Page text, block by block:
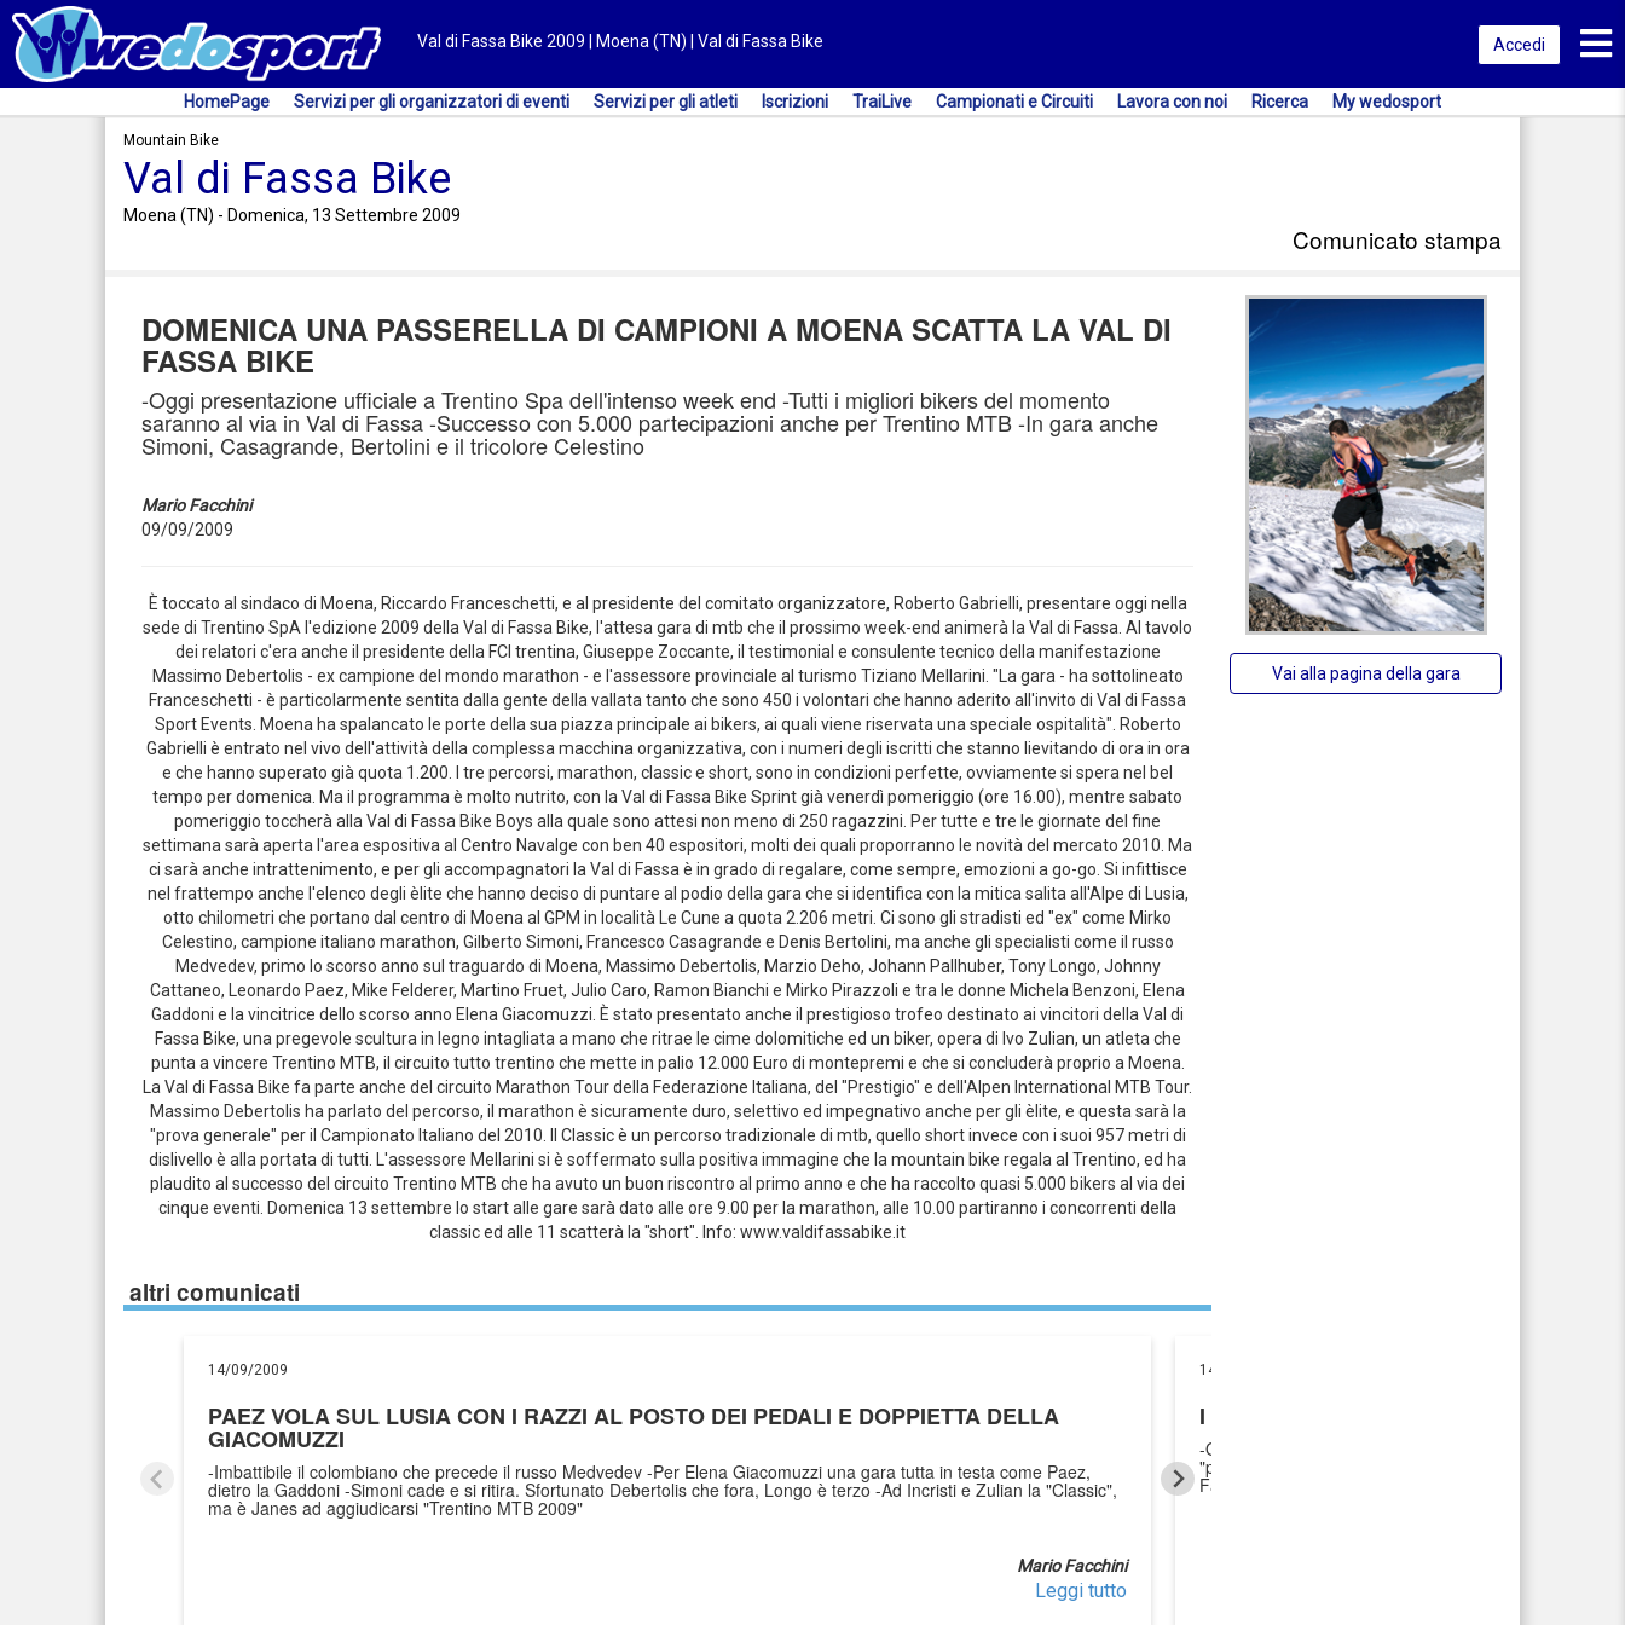
Val di Fassa Bike 2009 | Moena (TN) | Val di Fassa Bike Accedi
HomePage Servizi per gli organizzatori di eventi Servizi per gli atleti Iscrizioni TraiLive Campionati e Circuiti Lavora con noi Ricerca My wedosport
Mountain Bike
Val di Fassa Bike
Moena (TN) - Domenica, 13 Settembre 2009
Comunicato stampa
DOMENICA UNA PASSERELLA DI CAMPIONI A MOENA SCATTA LA VAL DI
FASSA BIKE
-Oggi presentazione ufficiale a Trentino Spa dell'intenso week end -Tutti i migliori bikers del momento
saranno al via in Val di Fassa -Successo con 5.000 partecipazioni anche per Trentino MTB -In gara anche
Simoni, Casagrande, Bertolini e il tricolore Celestino
Mario Facchini
09/09/2009
È toccato al sindaco di Moena, Riccardo Franceschetti, e al presidente del comitato organizzatore, Roberto Gabrielli, presentare oggi nella
sede di Trentino SpA l'edizione 2009 della Val di Fassa Bike, l'attesa gara di mtb che il prossimo week-end animerà la Val di Fassa. Al tavolo
dei relatori c'era anche il presidente della FCI trentina, Giuseppe Zoccante, il testimonial e consulente tecnico della manifestazione
Massimo Debertolis - ex campione del mondo marathon - e l'assessore provinciale al turismo Tiziano Mellarini. "La gara - ha sottolineato
Franceschetti - è particolarmente sentita dalla gente della vallata tanto che sono 450 i volontari che hanno aderito all'invito di Val di Fassa
Sport Events. Moena ha spalancato le porte della sua piazza principale ai bikers, ai quali viene riservata una speciale ospitalità". Roberto
Gabrielli è entrato nel vivo dell'attività della complessa macchina organizzativa, con i numeri degli iscritti che stanno lievitando di ora in ora
e che hanno superato già quota 1.200. I tre percorsi, marathon, classic e short, sono in condizioni perfette, ovviamente si spera nel bel
tempo per domenica. Ma il programma è molto nutrito, con la Val di Fassa Bike Sprint già venerdì pomeriggio (ore 16.00), mentre sabato
pomeriggio toccherà alla Val di Fassa Bike Boys alla quale sono attesi non meno di 250 ragazzini. Per tutte e tre le giornate del fine
settimana sarà aperta l'area espositiva al Centro Navalge con ben 40 espositori, molti dei quali proporranno le novità del mercato 2010. Ma
ci sarà anche intrattenimento, e per gli accompagnatori la Val di Fassa è in grado di regalare, come sempre, emozioni a go-go. Si infittisce
nel frattempo anche l'elenco degli èlite che hanno deciso di puntare al podio della gara che si identifica con la mitica salita all'Alpe di Lusia,
otto chilometri che portano dal centro di Moena al GPM in località Le Cune a quota 2.206 metri. Ci sono gli stradisti ed "ex" come Mirko
Celestino, campione italiano marathon, Gilberto Simoni, Francesco Casagrande e Denis Bertolini, ma anche gli specialisti come il russo
Medvedev, primo lo scorso anno sul traguardo di Moena, Massimo Debertolis, Marzio Deho, Johann Pallhuber, Tony Longo, Johnny
Cattaneo, Leonardo Paez, Mike Felderer, Martino Fruet, Julio Caro, Ramon Bianchi e Mirko Pirazzoli e tra le donne Michela Benzoni, Elena
Gaddoni e la vincitrice dello scorso anno Elena Giacomuzzi. È stato presentato anche il prestigioso trofeo destinato ai vincitori della Val di
Fassa Bike, una pregevole scultura in legno intagliata a mano che ritrae le cime dolomitiche ed un biker, opera di Ivo Zulian, un atleta che
punta a vincere Trentino MTB, il circuito tutto trentino che mette in palio 12.000 Euro di montepremi e che si concluderà proprio a Moena.
La Val di Fassa Bike fa parte anche del circuito Marathon Tour della Federazione Italiana, del "Prestigio" e dell'Alpen International MTB Tour.
Massimo Debertolis ha parlato del percorso, il marathon è sicuramente duro, selettivo ed impegnativo anche per gli èlite, e questa sarà la
"prova generale" per il Campionato Italiano del 2010. Il Classic è un percorso tradizionale di mtb, quello short invece con i suoi 957 metri di
dislivello è alla portata di tutti. L'assessore Mellarini si è soffermato sulla positiva immagine che la mountain bike regala al Trentino, ed ha
plaudito al successo del circuito Trentino MTB che ha avuto un buon riscontro al primo anno e che ha raccolto quasi 5.000 bikers al via dei
cinque eventi. Domenica 13 settembre lo start alle gare sarà dato alle ore 9.00 per la marathon, alle 10.00 partiranno i concorrenti della
classic ed alle 11 scatterà la "short". Info: www.valdifassabike.it
altri comunicati
14/09/2009
PAEZ VOLA SUL LUSIA CON I RAZZI AL POSTO DEI PEDALI E DOPPIETTA DELLA
GIACOMUZZI
-Imbattibile il colombiano che precede il russo Medvedev -Per Elena Giacomuzzi una gara tutta in testa come Paez,
dietro la Gaddoni -Simoni cade e si ritira. Sfortunato Debertolis che fora, Longo è terzo -Ad Incristi e Zulian la "Classic",
ma è Janes ad aggiudicarsi "Trentino MTB 2009"
Mario Facchini
Leggi tutto
14/09/2009
I GIOVANISSIMI HANNO "ACCESO" LA
-Oggi 200 ragazzini alla Val di Fassa Bike Boys a
"parterre de roi" -Ci saranno anche i vincitori dello
Fassa Sport Events
Vai alla pagina della gara